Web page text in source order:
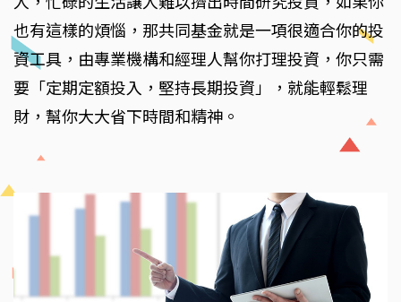
也有這樣的煩惱，那共同基金就是一項很適合你的投
資工具，由專業機構和經理人幫你打理投資，你只需
要「定期定額投入，堅持長期投資」，就能輕鬆理
財，幫你大大省下時間和精神。